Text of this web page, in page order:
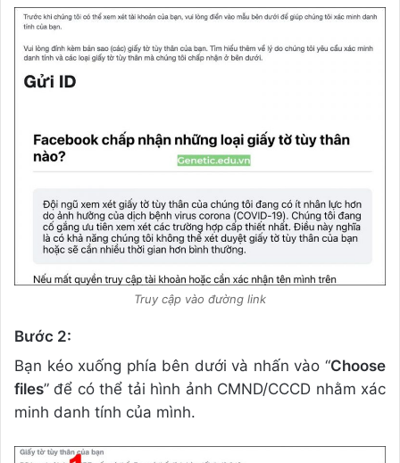
Truy cập vào đường link
Bước 2:
Bạn kéo xuống phía bên dưới và nhấn vào “Choose
files” để có thể tải hình ảnh CMND/CCCD nhằm xác
minh danh tính của mình.